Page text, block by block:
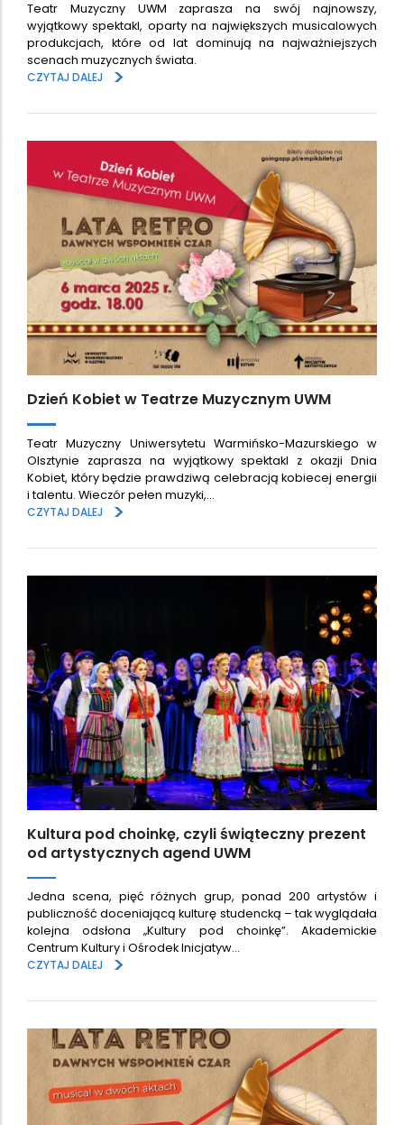
Teatr Muzyczny UWM zaprasza na swój najnowszy,
wyjątkowy spektakl, oparty na największych musicalowych
produkcjach, które od lat dominują na najważniejszych
scenach muzycznych świata.
CZYTAJ DALEJ
>
Dzień Kobiet w Teatrze Muzycznym UWM
Teatr Muzyczny Uniwersytetu Warmińsko-Mazurskiego w
Olsztynie zaprasza na wyjątkowy spektakl z okazji Dnia
Kobiet, który będzie prawdziwą celebracją kobiecej energii
i talentu. Wieczór pełen muzyki,…
CZYTAJ DALEJ
>
Kultura pod choinkę, czyli świąteczny prezent
od artystycznych agend UWM
Jedna scena, pięć różnych grup, ponad 200 artystów i
publiczność doceniającą kulturę studencką – tak wyglądała
kolejna odsłona „Kultury pod choinkę”. Akademickie
Centrum Kultury i Ośrodek Inicjatyw…
CZYTAJ DALEJ
>